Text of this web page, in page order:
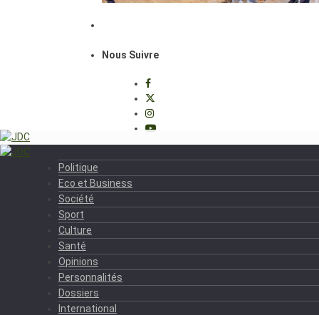
Nous Suivre
Politique
Eco et Business
Société
Sport
Culture
Santé
Opinions
Personnalités
Dossiers
International